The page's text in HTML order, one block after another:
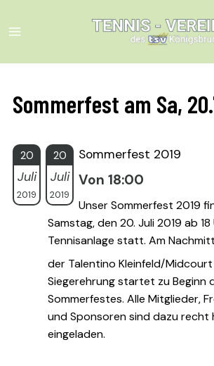
to
Sommerfest am Sa,
20
Juli
2019
20
Juli
2019
Sommerfest 2019
Von 18:00
Unser Sommerfest 2019
Samstag, den 20. Juli 2019 ab
Tennisanlage statt. Am
der Talentino Kleinfeld/
Siegerehrung startet zu Beginn
Sommerfestes. Alle Mitglieder,
und Sponsoren sind dazu recht
eingeladen.